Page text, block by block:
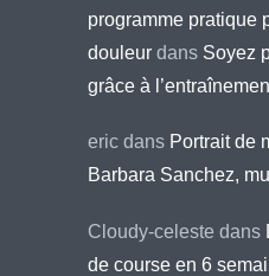
programme pratique
douleur dans Soyez
grâce à
eric dans Portrait de
Barbara Sanchez,
Cloudy-celeste dans
de course en 6